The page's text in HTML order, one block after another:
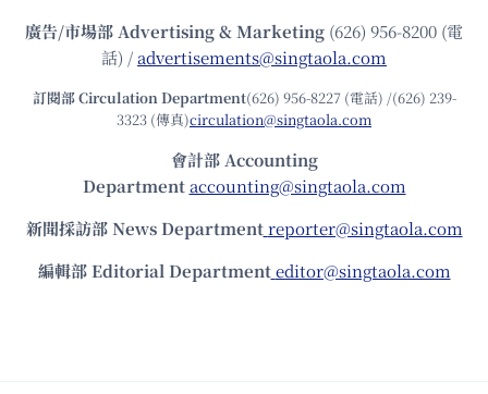
廣告/市場部Advertising & Marketing (626) 956-8200 (電
話) /advertisements@singtaola.com
訂閱部 Circulation Department(626) 956-8227 (電話) /(626) 239-
3323 (傳真)circulation@singtaola.com
會計部 Accounting
Department accounting@singtaola.com
新聞採訪部 News Department reporter@singtaola.com
編輯部 Editorial Department editor@singtaola.com